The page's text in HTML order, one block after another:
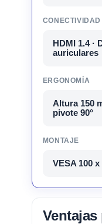
CONECTIVIDAD
HDMI 1.4 ·
auriculares
ERGONOMÍA
Altura 150
pivote 90°
MONTAJE
VESA 100